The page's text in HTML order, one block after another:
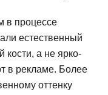
в процессе
естественный
кости, а не ярко-
в рекламе. Более
оттенку